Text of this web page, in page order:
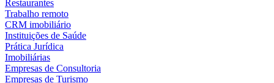
Restaurantes
Trabalho remoto
CRM imobiliário
Instituições de Saúde
Prática Jurídica
Imobiliárias
Empresas de Consultoria
Empresas de Turismo